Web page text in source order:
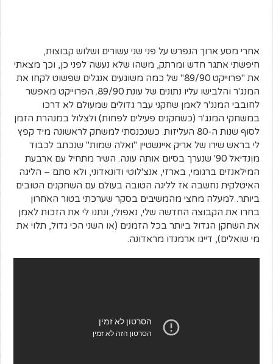
אחרי מסע ארוך הנפרש על פני שני עשורים ושלוש קבוצות,
חיפשתי אתגר חדש ומרתק, משהו שלא נעשה לפני כן, וכך מצאתי
את "פרוייקט 89/90" של כמה משוגעים אנגלים שפשוט לקחו את
המנג'ר והלבישו עליו נתונים של עונת 89/90. הפרוייקט מאפשר
לחובבי המנג'ר לאמן שחקני עבר גדולים שמעולם לא דרכו
במשחקי המנג'ר (כשחקנים פעילים לפחות) ולצלול במנהרת הזמן
לסוף שנות ה-80 העליזות. כשנכנסתי למשחק לראשונה מיד קפץ
לי בראש שירו של אריק איינשטיין "ואלה שמות" שנכתב לכבוד
מונדיאל 90' שנערך בסיום אותה עונה. השיר מתחיל עם ארבעת
המילאנזים ברגומי, בארזי, אנצ'לוטי ודונאדוני, ולא סתם – הליגה
האיטלקית נחשבה אז לליגה הטובה בעולם עם השחקנים הטובים
ביותר. למעלה מחצי מהמשיבים בסקר שערכתי בטור האחרון
בחרו את הקבוצה החדשה שלי, נאפולי, ונתנו לי את הזכות לאמן
את השחקן הגדול ביותר בכל הזמנים (או השני הכי גדול, תלוי את
מי שואלים), דייגו ארמנדו מראדונה.